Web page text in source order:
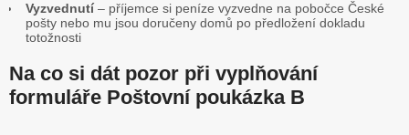
Vyzvednutí– příjemce si peníze vyzvedne na pobočce České
pošty nebo mu jsou doručeny domů po předložení dokladu
totožnosti
Na co si dát pozor při vyplňování
formuláře Poštovní poukázka B